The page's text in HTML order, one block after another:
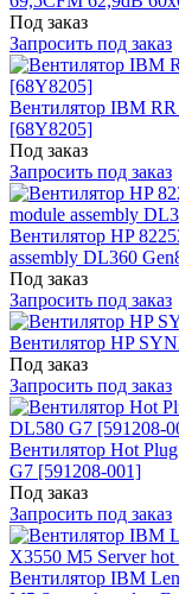
Под заказ
Запросить под заказ
Вентилятор IBM RR
[68Y8205]
Под заказ
Запросить под заказ
Вентилятор HP
assembly DL360
Под заказ
Запросить под заказ
Вентилятор HP
Под заказ
Запросить под заказ
Вентилятор Hot
G7 [591208-001]
Под заказ
Запросить под заказ
Вентилятор IBM